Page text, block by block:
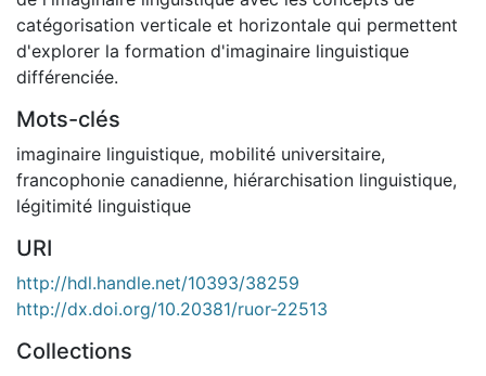
catégorisation verticale et horizontale qui permettent
d'explorer la formation d'imaginaire linguistique
différenciée.
Mots-clés
imaginaire linguistique, mobilité universitaire,
francophonie canadienne, hiérarchisation linguistique,
légitimité linguistique
URI
http://hdl.handle.net/10393/38259
http://dx.doi.org/10.20381/ruor-22513
Collections